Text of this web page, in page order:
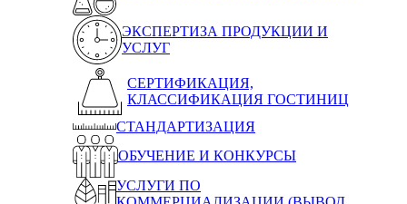
ЭКСПЕРТИЗА ПРОДУКЦИИ И
УСЛУГ
СЕРТИФИКАЦИЯ,
КЛАССИФИКАЦИЯ ГОСТИНИЦ
СТАНДАРТИЗАЦИЯ
ОБУЧЕНИЕ И КОНКУРСЫ
УСЛУГИ ПО